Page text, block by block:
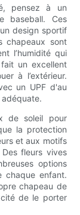
pensez à un
baseball. Ces
design sportif
chapeaux sont
l’humidité qui
un excellent
à l’extérieur.
un UPF d'au
de soleil pour
la protection
et aux motifs
fleurs vives
options
chaque enfant.
chapeau de
de le porter